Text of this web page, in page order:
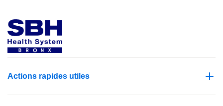
Actions rapides utiles